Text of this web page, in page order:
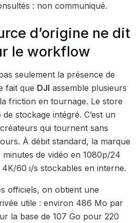
: non communiqué.
d’origine ne dit
le workflow
seulement la présence de
fait que DJI assemble plusieurs
friction en tournage. Le store
stockage intégré. C’est un
qui tournent sans
À débit standard, la marque
de vidéo en 1080p/24
60 i/s stockables en interne.
officiels, on obtient une
utile : environ 486 Mo par
la base de 107 Go pour 220